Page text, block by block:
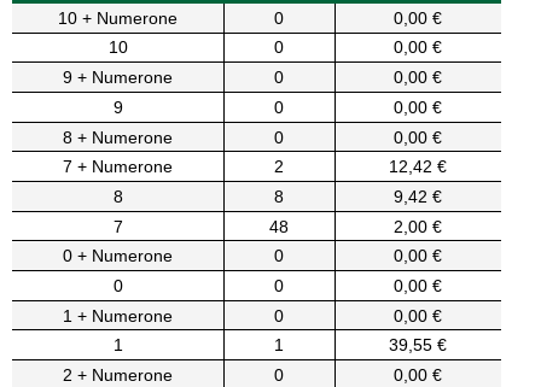
10 + Numerone
0
0,00 €
10
0
0,00 €
9 + Numerone
0
0,00 €
9
0
0,00 €
8 + Numerone
0
0,00 €
7 + Numerone
2
12,42 €
8
8
9,42 €
7
48
2,00 €
0 + Numerone
0
0,00 €
0
0
0,00 €
1 + Numerone
0
0,00 €
1
1
39,55 €
2 + Numerone
0
0,00 €